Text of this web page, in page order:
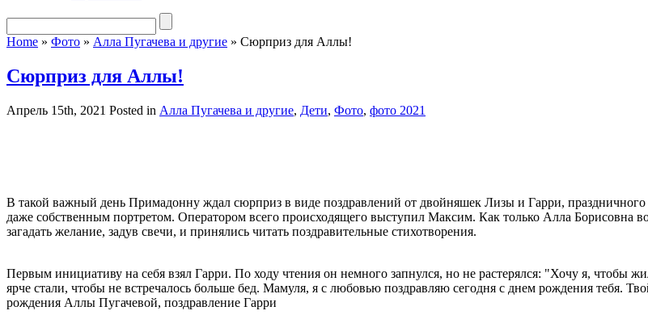
Home » Фото » Алла Пугачева и другие » Сюрприз для Аллы!
Сюрприз для Аллы!
Апрель 15th, 2021 Posted in Алла Пугачева и другие, Дети, Фото, фото 2021
В такой важный день Примадонну ждал сюрприз в виде поздравлений от двойняшек Лизы и Гарри,
даже собственным портретом. Оператором всего происходящего выступил Максим. Как только Алла Борисовна
загадать желание, задув свечи, и принялись читать поздравительные стихотворения.
Первым инициативу на себя взял Гарри. По ходу чтения он немного запнулся, но не растерялся: "Хочу я, чтобы
ярче стали, чтобы не встречалось больше бед. Мамуля, я с любовью поздравляю сегодня с днем рождения тебя.
рождения Аллы Пугачевой, поздравление Гарри